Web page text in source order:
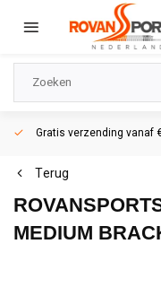
Gratis verzending vanaf
Terug
MEDIUM